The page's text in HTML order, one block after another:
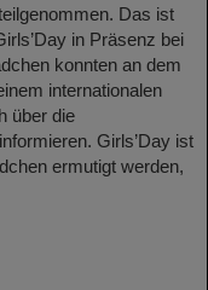
Das ist
in Präsenz bei
konnten an dem
internationalen
über die
Girls’Day ist
ermutigt werden,